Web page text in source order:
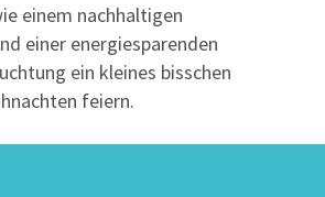
einem nachhaltigen
einer energiesparenden
ein kleines bisschen
feiern.